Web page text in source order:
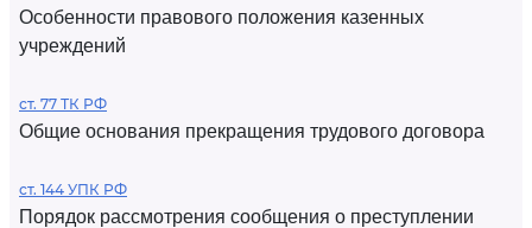
Особенности правового положения казенных
учреждений
ст. 77 ТК РФ
Общие основания прекращения трудового договора
ст. 144 УПК РФ
Порядок рассмотрения сообщения о преступлении